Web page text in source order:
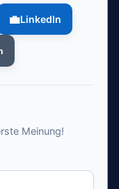
💼LinkedIn
Meinung!